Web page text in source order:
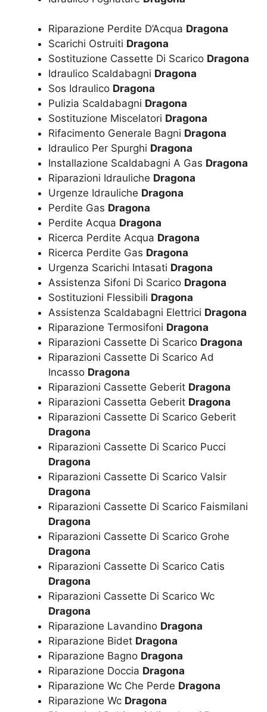
Riparazione Perdite D’Acqua Dragona
Scarichi Ostruiti Dragona
Sostituzione Cassette Di Scarico Dragona
Idraulico Scaldabagni Dragona
Sos Idraulico Dragona
Pulizia Scaldabagni Dragona
Sostituzione Miscelatori Dragona
Rifacimento Generale Bagni Dragona
Idraulico Per Spurghi Dragona
Installazione Scaldabagni A Gas Dragona
Riparazioni Idrauliche Dragona
Urgenze Idrauliche Dragona
Perdite Gas Dragona
Perdite Acqua Dragona
Ricerca Perdite Acqua Dragona
Ricerca Perdite Gas Dragona
Urgenza Scarichi Intasati Dragona
Assistenza Sifoni Di Scarico Dragona
Sostituzioni Flessibili Dragona
Assistenza Scaldabagni Elettrici Dragona
Riparazione Termosifoni Dragona
Riparazioni Cassette Di Scarico Dragona
Riparazioni Cassette Di Scarico Ad
Incasso Dragona
Riparazioni Cassette Geberit Dragona
Riparazioni Cassetta Geberit Dragona
Riparazioni Cassette Di Scarico Geberit
Dragona
Riparazioni Cassette Di Scarico Pucci
Dragona
Riparazioni Cassette Di Scarico Valsir
Dragona
Riparazioni Cassette Di Scarico Faismilani
Dragona
Riparazioni Cassette Di Scarico Grohe
Dragona
Riparazioni Cassette Di Scarico Catis
Dragona
Riparazioni Cassette Di Scarico Wc
Dragona
Riparazione Lavandino Dragona
Riparazione Bidet Dragona
Riparazione Bagno Dragona
Riparazione Doccia Dragona
Riparazione Wc Che Perde Dragona
Riparazione Wc Dragona